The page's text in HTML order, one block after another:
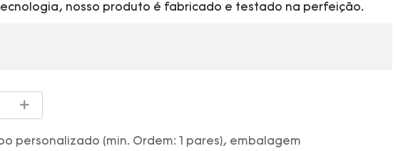
nosso produto é fabricado e testado na perfeição.
personalizado (min. Ordem: 1 pares), embalagem